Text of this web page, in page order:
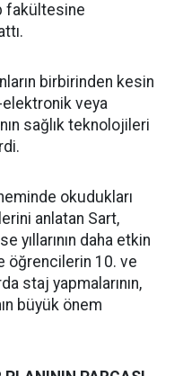
fakültesine
birbirinden kesin
elektronik veya
sağlık teknolojileri
okudukları
anlatan Sart,
yıllarının daha etkin
öğrencilerin 10. ve
staj yapmalarının,
büyük önem